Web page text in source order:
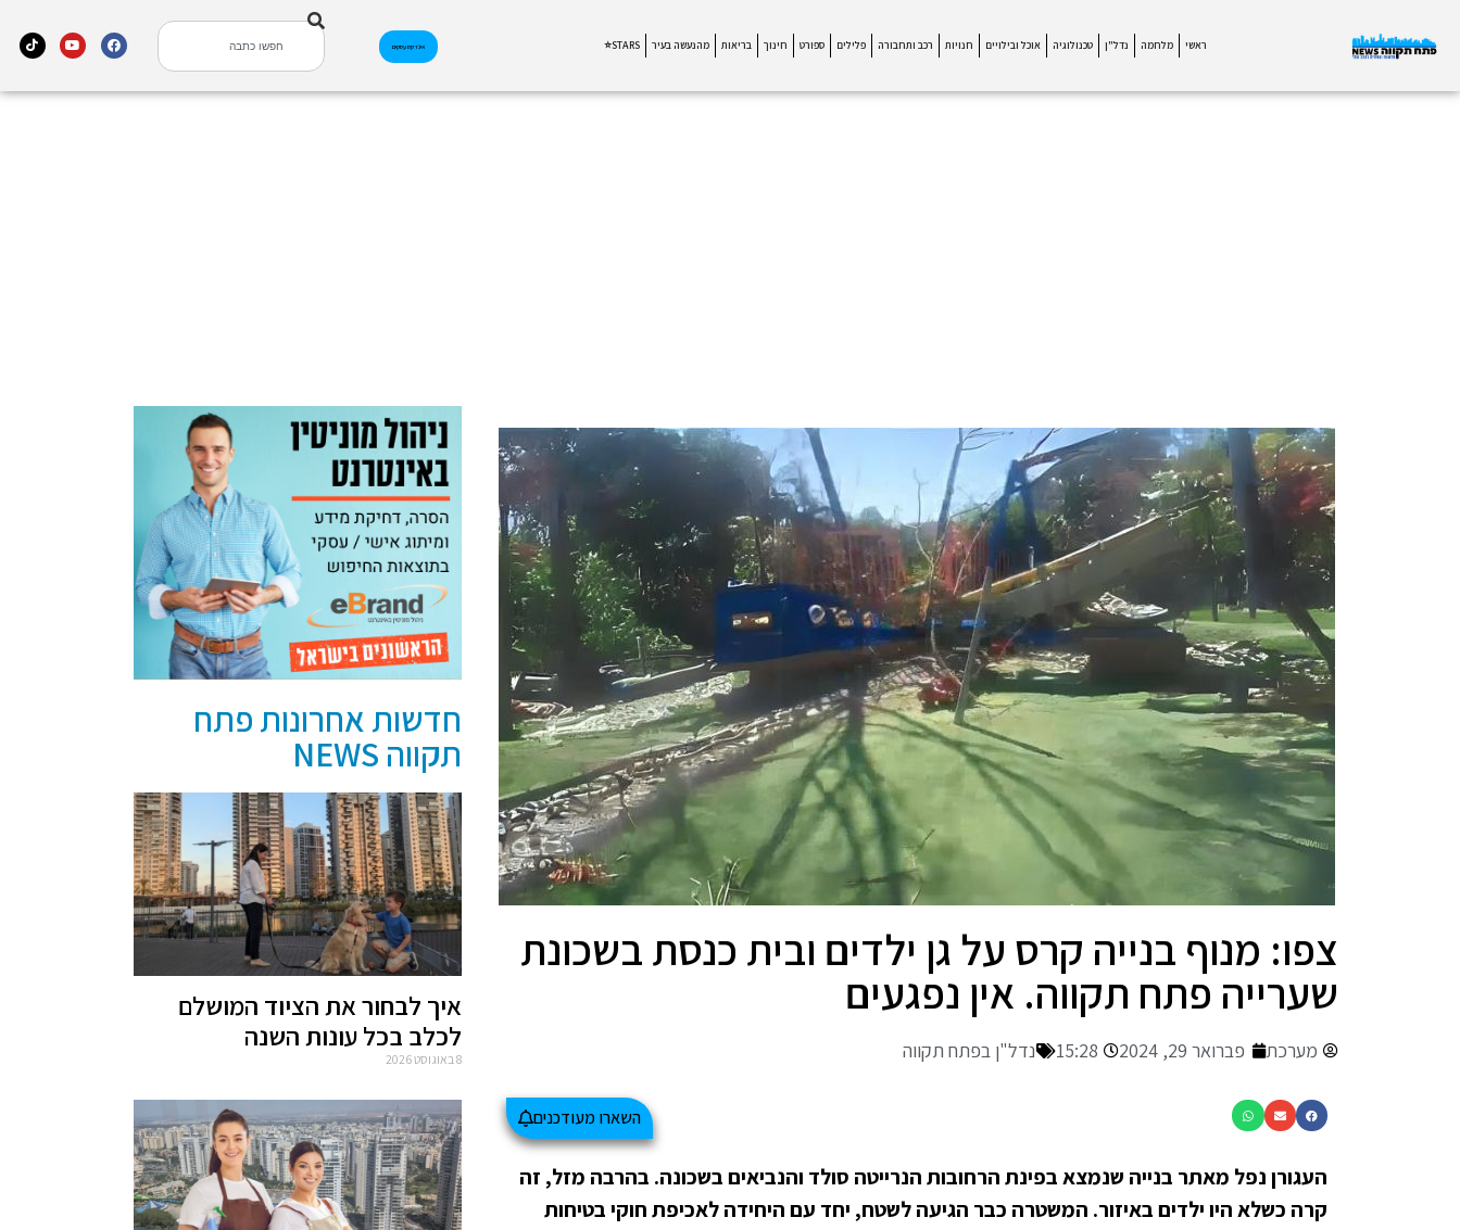
ראשי מלחמה נדל"ן טכנולוגיה אוכל ובילויים חנויות רכב ותחבורה פלילים ספורט חינוך בריאות מהנעשה בעיר STARS⭐ אינדקס עסקים
צפו: מנוף בנייה קרס על גן ילדים ובית כנסת בשכונת
שערייה פתח תקווה. אין נפגעים
מערכת פברואר 29, 2024 15:28 נדל"ן בפתח תקווה
השארו מעודכנים
העגורן נפל מאתר בנייה שנמצא בפינת הרחובות הנרייטה סולד והנביאים בשכונה. בהרבה מזל, זה
קרה כשלא היו ילדים באיזור. המשטרה כבר הגיעה לשטח, יחד עם היחידה לאכיפת חוקי בטיחות
חדשות אחרונות פתח
תקווה NEWS
איך לבחור את הציוד המושלם
לכלב בכל עונות השנה
8 באוגוסט 2026